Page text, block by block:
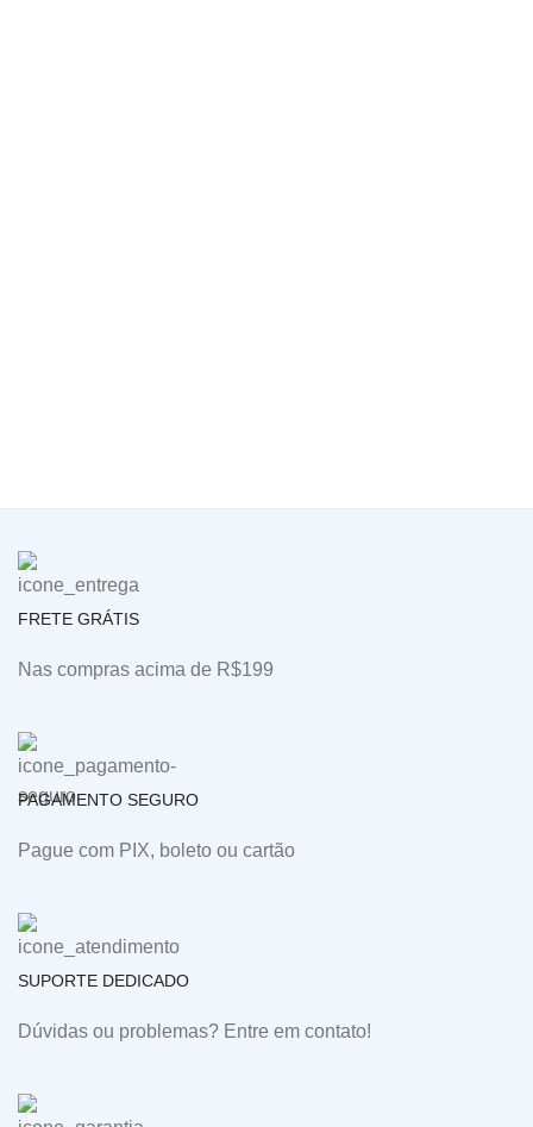
FRETE GRÁTIS
Nas compras acima de R$199
PAGAMENTO SEGURO
Pague com PIX, boleto ou cartão
SUPORTE DEDICADO
Dúvidas ou problemas? Entre em contato!